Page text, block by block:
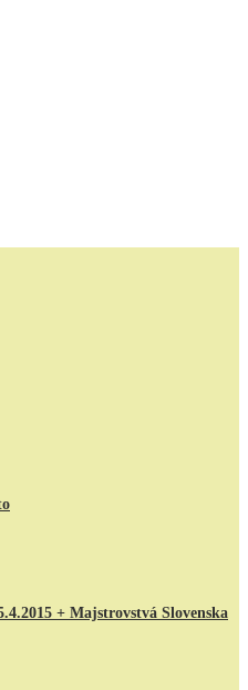
+ Majstrovstvá Slovenska